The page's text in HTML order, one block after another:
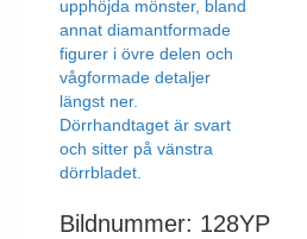
Bildnummer: 128YP